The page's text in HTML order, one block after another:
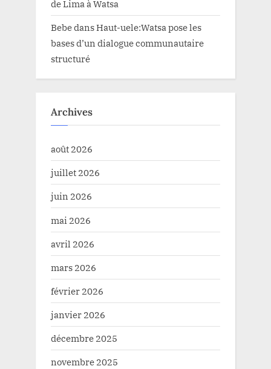
de Lima à Watsa
BebedansHaut-uele:Watsa pose les
bases d’un dialogue communautaire
structuré
Archives
août 2026
juillet 2026
juin 2026
mai 2026
avril 2026
mars 2026
février 2026
janvier 2026
décembre 2025
novembre 2025